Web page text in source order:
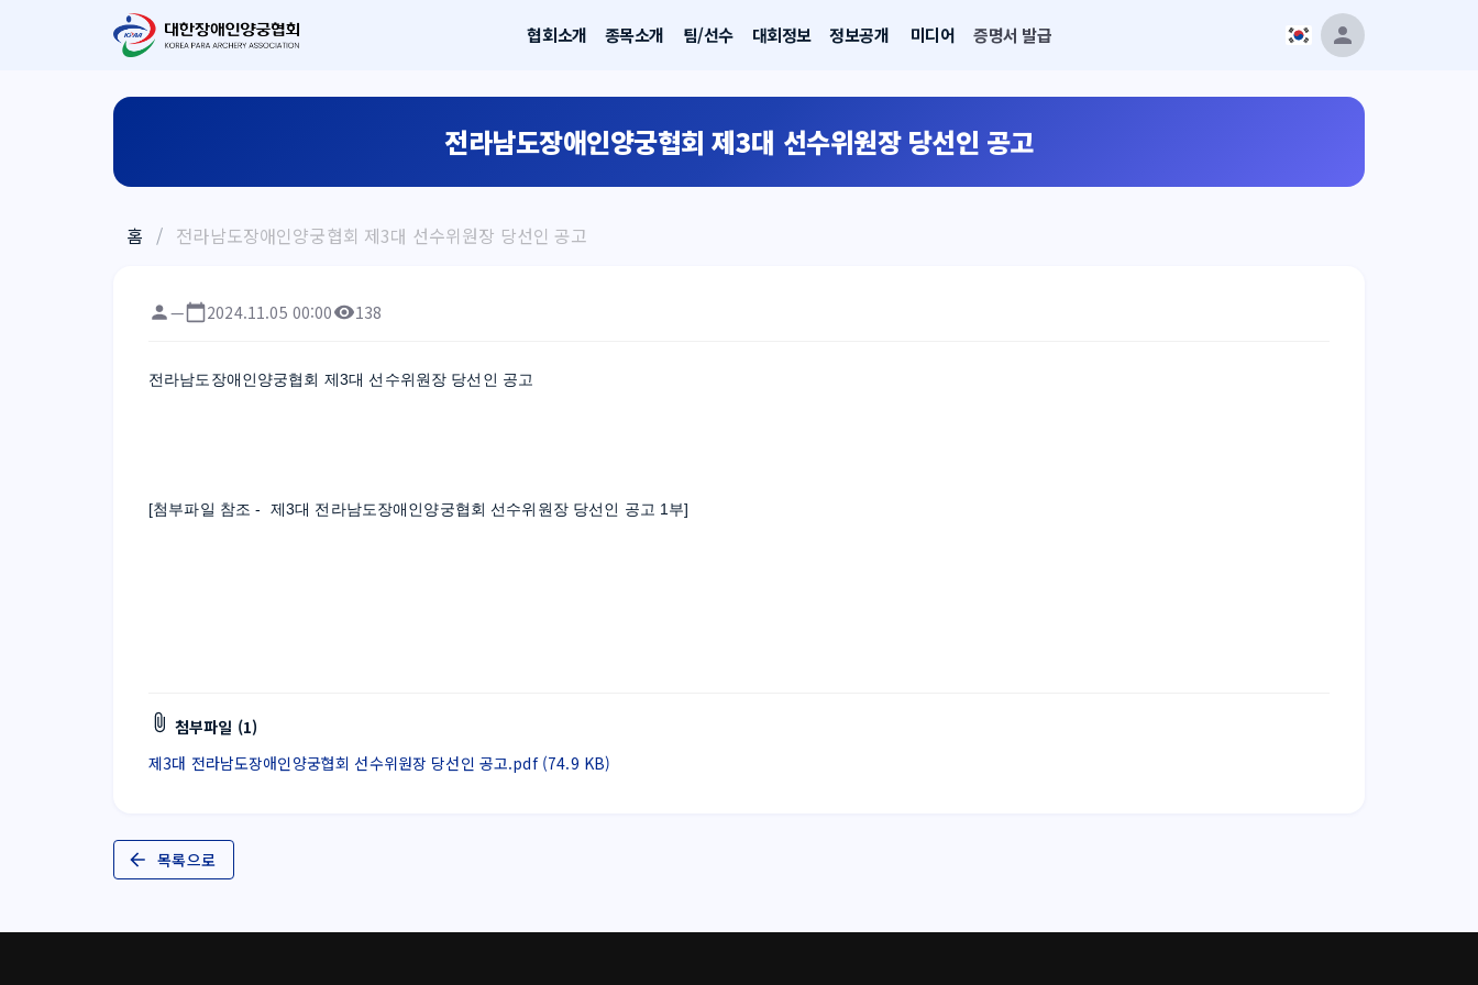
협회소개 종목소개 팀/선수 대회정보 정보공개 미디어 증명서 발급
전라남도장애인양궁협회 제3대 선수위원장 당선인 공고
홈 / 전라남도장애인양궁협회 제3대 선수위원장 당선인 공고
— 2024.11.05 00:00 138
전라남도장애인양궁협회 제3대 선수위원장 당선인 공고
[첨부파일 참조 -  제3대 전라남도장애인양궁협회 선수위원장 당선인 공고 1부]
첨부파일 (1)
제3대 전라남도장애인양궁협회 선수위원장 당선인 공고.pdf (74.9 KB)
목록으로